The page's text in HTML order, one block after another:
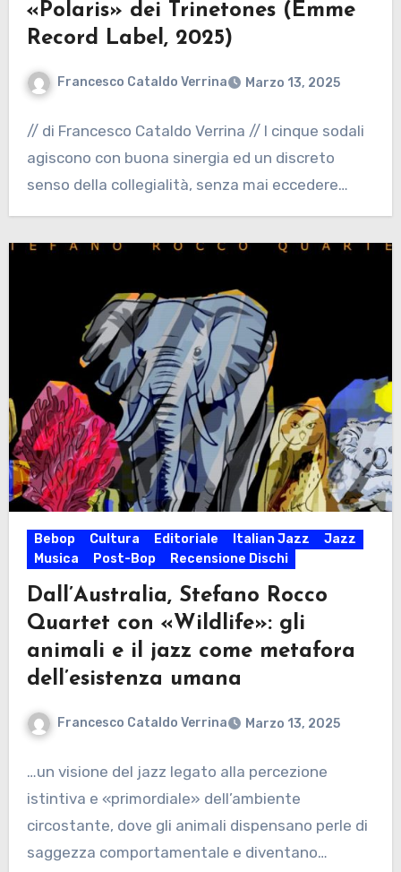
«Polaris» dei Trinetones (Emme
Record Label, 2025)
Francesco Cataldo Verrina Marzo 13, 2025
// di Francesco Cataldo Verrina // I cinque sodali
agiscono con buona sinergia ed un discreto
senso della collegialità, senza mai eccedere…
Bebop Cultura Editoriale Italian Jazz
Jazz
Musica
Post-Bop Recensione Dischi
Dall’Australia, Stefano Rocco
Quartet con «Wildlife»: gli
animali e il jazz come metafora
dell’esistenza umana
Francesco Cataldo Verrina Marzo 13, 2025
…un visione del jazz legato alla percezione
istintiva e «primordiale» dell’ambiente
circostante, dove gli animali dispensano perle di
saggezza comportamentale e diventano…